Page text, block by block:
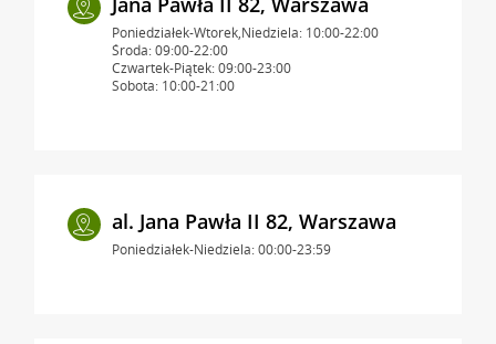
Poniedziałek-Wtorek,Niedziela: 10:00-22:00
Środa: 09:00-22:00
Czwartek-Piątek: 09:00-23:00
Sobota: 10:00-21:00
al. Jana Pawła II 82, Warszawa
Poniedziałek-Niedziela: 00:00-23:59